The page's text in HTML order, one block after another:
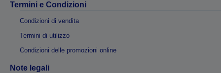
Termini e Condizioni
Condizioni di vendita
Termini di utilizzo
Condizioni delle promozioni online
Note legali